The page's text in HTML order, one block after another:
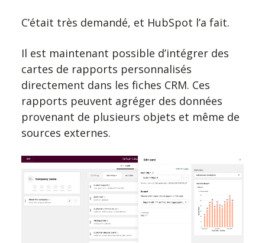
C’était très demandé, et HubSpot l’a fait.
Il est maintenant possible d’intégrer des
cartes de rapports personnalisés
directement dans les fiches CRM. Ces
rapports peuvent agréger des données
provenant de plusieurs objets et même de
sources externes.